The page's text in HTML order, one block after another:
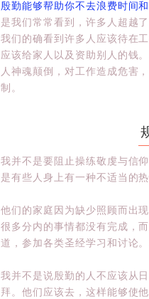
殷勤能够帮助你不去浪费时间
是我们常常看到，许多人超越
我们的确看到许多人应该待在
应该给家人以及资助别人的钱
人神魂颠倒，对工作造成危害
制。
我并不是要阻止操练敬虔与信
是有些人身上有一种不适当的
他们的家庭因为缺少照顾而出
很多分内的事情都没有完成，
道，参加各类圣经学习和讨论
我并不是说殷勤的人不应该从
拜。他们应该去，这样能够使